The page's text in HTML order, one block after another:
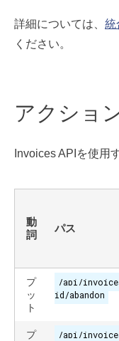
詳細については、 統
ください。
アクショ
Invoices APIを使用
動
詞
パス
プ
ッ
ト
/api/
id/abandon
プ
/api/